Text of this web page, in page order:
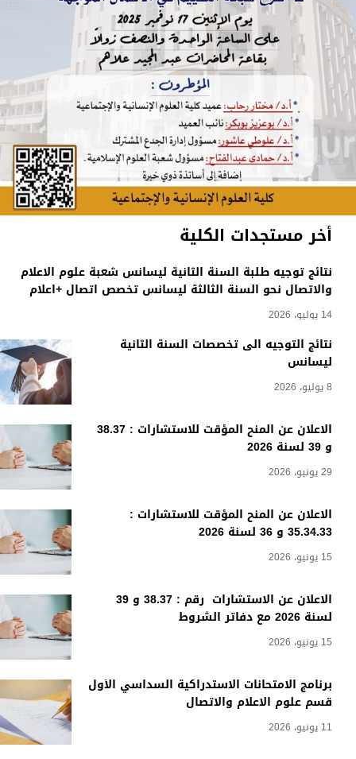
أخر مستجدات الكلية
نتائج توجيه طلبة السنة الثانية ليسانس شعبة علوم الاعلام
والاتصال نحو السنة الثالثة ليسانس تخصص اتصال +اعلام
14 يوليو، 2026
نتائج التوجيه الى تخصصات السنة الثانية
ليسانس
8 يوليو، 2026
الاعلان عن المنح المؤقت للاستشارات : 38.37
و 39 لسنة 2026
29 يونيو، 2026
الاعلان عن المنح المؤقت للاستشارات :
35.34.33 و 36 لسنة 2026
15 يونيو، 2026
الاعلان عن الاستشارات رقم : 38.37 و 39
لسنة 2026 مع دفاتر الشروط
15 يونيو، 2026
برنامج الامتحانات الاستدراكية السداسي الأول
قسم علوم الاعلام والاتصال
11 يونيو، 2026